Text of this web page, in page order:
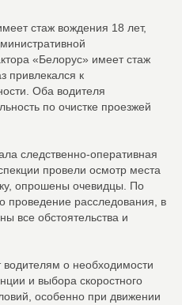
стаж вождения 18 лет,
«Белорус» имеет стаж
привлекался к
Оба водителя
по очистке проезжей
следственно-оперативная
провели осмотр места
опрошены очевидцы. По
проведение расследования, в
все обстоятельства и
водителям о необходимости
и выбора скоростного
особенно при движении